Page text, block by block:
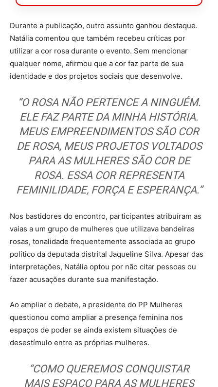
Durante a publicação, outro assunto ganhou destaque.
Natália comentou que também recebeu críticas por
utilizar a cor rosa durante o evento. Sem mencionar
qualquer nome, afirmou que a cor faz parte de sua
identidade e dos projetos sociais que desenvolve.
“O ROSA NÃO PERTENCE A NINGUÉM.
ELE FAZ PARTE DA MINHA HISTÓRIA.
MEUS EMPREENDIMENTOS SÃO COR
DE ROSA, MEUS PROJETOS VOLTADOS
PARA AS MULHERES SÃO COR DE
ROSA. ESSA COR REPRESENTA
FEMINILIDADE, FORÇA E ESPERANÇA.”
Nos bastidores do encontro, participantes atribuíram as
vaias a um grupo de mulheres que utilizava bandeiras
rosas, tonalidade frequentemente associada ao grupo
político da deputada distrital Jaqueline Silva. Apesar das
interpretações, Natália optou por não citar pessoas ou
fazer acusações durante sua manifestação.
Ao ampliar o debate, a presidente do PP Mulheres
questionou como ampliar a presença feminina nos
espaços de poder se ainda existem situações de
desestímulo entre as próprias mulheres.
“COMO QUEREMOS CONQUISTAR
MAIS ESPAÇO PARA AS MULHERES